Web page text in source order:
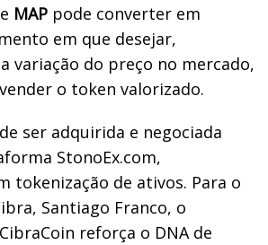
MAP pode converter em
em que desejar,
variação do preço no mercado,
o token valorizado.
ser adquirida e negociada
StonoEx.com,
tokenização de ativos. Para o
Santiago Franco, o
reforça o DNA de